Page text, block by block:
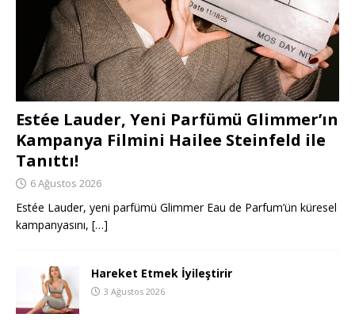
Estée Lauder, Yeni Parfümü Glimmer’ın
Kampanya Filmini Hailee Steinfeld ile
Tanıttı!
6 Ağustos 2026
Estée Lauder, yeni parfümü Glimmer Eau de Parfum’ün küresel
kampanyasını, […]
Hareket Etmek İyileştirir
3 Ağustos 2026